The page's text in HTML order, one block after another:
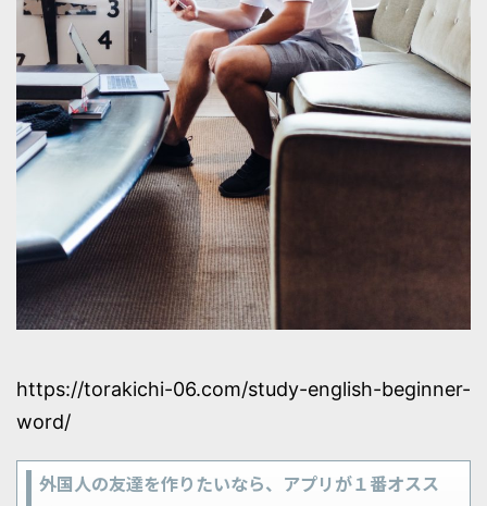
https://torakichi-06.com/study-english-beginner-
word/
外国人の友達を作りたいなら、アプリが１番オスス